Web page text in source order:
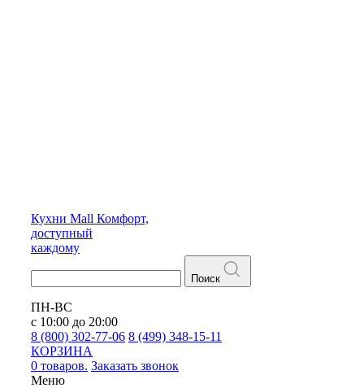
Кухни Mall Комфорт,
доступный
каждому
Поиск
ПН-ВС
с 10:00 до 20:00
8 (800) 302-77-06 8 (499) 348-15-11
КОРЗИНА
0 товаров. Заказать звонок
Меню